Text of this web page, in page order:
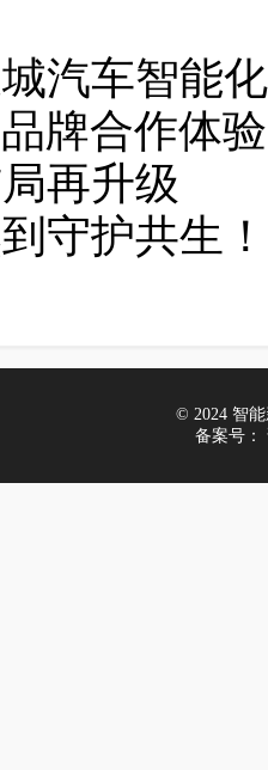
汽车智能
牌合作体
再升级
守护共生
© 2024 智能
备案号：